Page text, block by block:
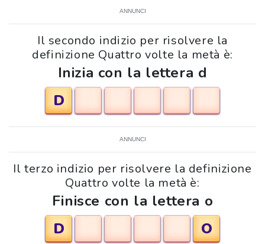
ANNUNCI
Il secondo indizio per risolvere la
definizione Quattro volte la metà è:
Inizia con la lettera d
D
ANNUNCI
Il terzo indizio per risolvere la definizione
Quattro volte la metà è:
Finisce con la lettera o
D
O